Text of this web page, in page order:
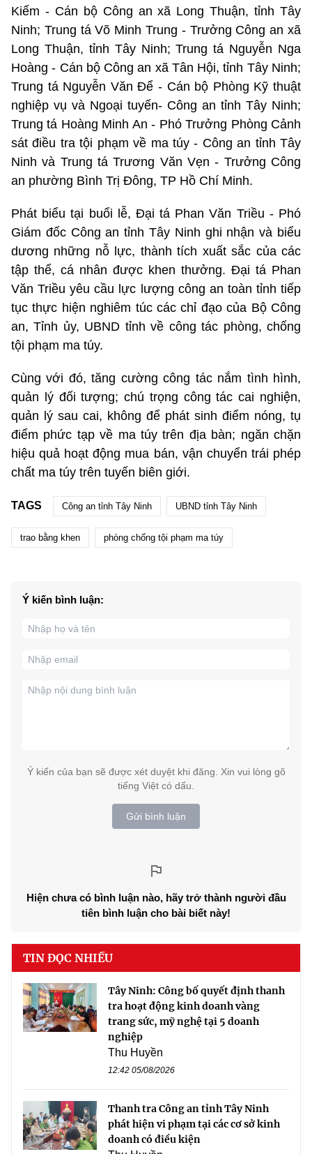
Kiếm - Cán bộ Công an xã Long Thuận, tỉnh Tây
Ninh; Trung tá Võ Minh Trung - Trưởng Công an xã
Long Thuận, tỉnh Tây Ninh; Trung tá Nguyễn Nga
Hoàng - Cán bộ Công an xã Tân Hội, tỉnh Tây Ninh;
Trung tá Nguyễn Văn Để - Cán bộ Phòng Kỹ thuật
nghiệp vụ và Ngoại tuyến- Công an tỉnh Tây Ninh;
Trung tá Hoàng Minh An - Phó Trưởng Phòng Cảnh
sát điều tra tội phạm về ma túy - Công an tỉnh Tây
Ninh và Trung tá Trương Văn Vẹn - Trưởng Công
an phường Bình Trị Đông, TP Hồ Chí Minh.
Phát biểu tại buổi lễ, Đại tá Phan Văn Triều - Phó
Giám đốc Công an tỉnh Tây Ninh ghi nhận và biểu
dương những nỗ lực, thành tích xuất sắc của các
tập thể, cá nhân được khen thưởng. Đại tá Phan
Văn Triều yêu cầu lực lượng công an toàn tỉnh tiếp
tục thực hiện nghiêm túc các chỉ đạo của Bộ Công
an, Tỉnh ủy, UBND tỉnh về công tác phòng, chống
tội phạm ma túy.
Cùng với đó, tăng cường công tác nắm tình hình,
quản lý đối tượng; chú trọng công tác cai nghiện,
quản lý sau cai, không để phát sinh điểm nóng, tụ
điểm phức tạp về ma túy trên địa bàn; ngăn chặn
hiệu quả hoạt động mua bán, vận chuyển trái phép
chất ma túy trên tuyến biên giới.
TAGS Công an tỉnh Tây Ninh UBND tỉnh Tây Ninh
trao bằng khen phòng chống tội phạm ma túy
Ý kiến bình luận:
Ý kiến của bạn sẽ được xét duyệt khi đăng. Xin vui lòng gõ
tiếng Việt có dấu.
Gửi bình luận
Hiện chưa có bình luận nào, hãy trở thành người đầu
tiên bình luận cho bài biết này!
TIN ĐỌC NHIỀU
Tây Ninh: Công bố quyết định thanh
tra hoạt động kinh doanh vàng
trang sức, mỹ nghệ tại 5 doanh
nghiệp
Thu Huyền
12:42 05/08/2026
Thanh tra Công an tỉnh Tây Ninh
phát hiện vi phạm tại các cơ sở kinh
doanh có điều kiện